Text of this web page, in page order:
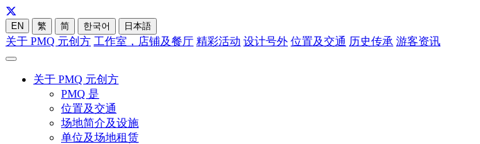
EN 繁 简 한국어 日本語
关于 PMQ 元创方 工作室，店铺及餐厅 精彩活动 设计号外 位置及交通 历史传承 游客资讯
关于 PMQ 元创方
PMQ 是
位置及交通
场地简介及设施
单位及场地租赁